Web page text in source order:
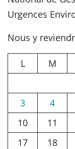
Urgences
Nous y
L M
3
4
10
11
17
18